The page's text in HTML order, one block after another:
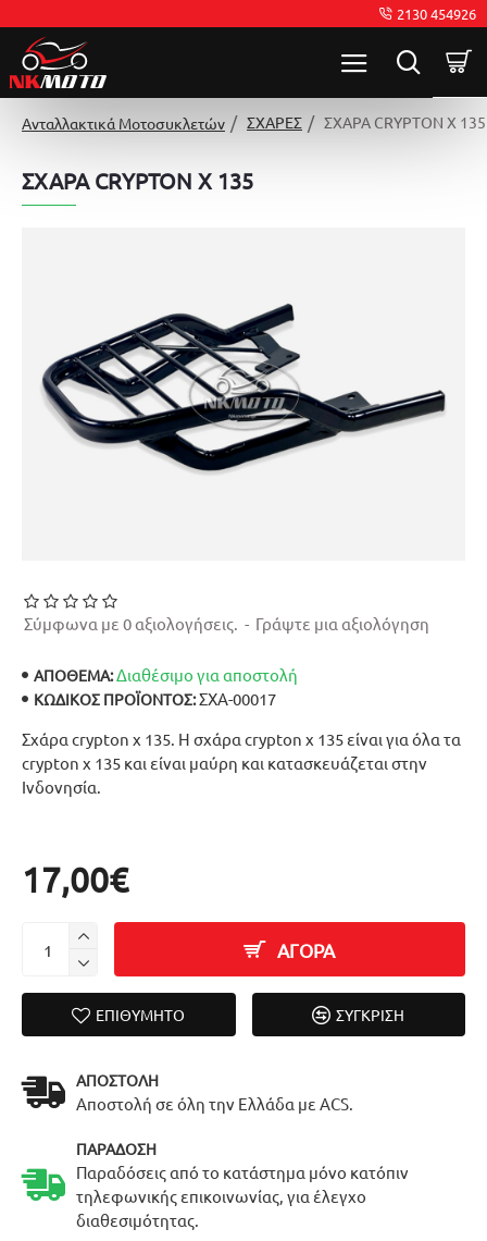
2130 454926
Ανταλλακτικά Μοτοσυκλετών ΣΧΑΡΕΣ ΣΧΑΡΑ CRYPTON X 135
ΣΧΑΡΑ CRYPTON X 135
Σχάρα crypton x 135. Η σχάρα crypton x 135 είναι για όλα τα
crypton x 135 και είναι μαύρη και κατασκευάζεται στην
Ινδονησία.
ΑΠΟΘΕΜΑ:Διαθέσιμο για αποστολή
ΚΩΔΙΚΌΣ ΠΡΟΪΌΝΤΟΣ:ΣΧΑ-00017
Σύμφωνα με 0 αξιολογήσεις. - Γράψτε μια αξιολόγηση
17,00€
ΑΓΟΡΑ
ΕΠΙΘΥΜΗΤΌ ΣΎΓΚΡΙΣΗ
ΑΠΟΣΤΟΛΉ
Αποστολή σε όλη την Ελλάδα με ACS.
ΠΑΡΆΔΟΣΗ
Παραδόσεις από το κατάστημα μόνο κατόπιν
τηλεφωνικής επικοινωνίας, για έλεγχο
διαθεσιμότητας.